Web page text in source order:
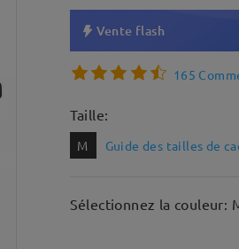
Vente flash
165
Taille:
M Guide des tailles de
Sélectionnez la couleur: